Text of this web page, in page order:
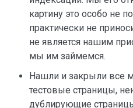
картину это особо не
практически не
не является нашим
мы им займемся.
Нашли и закрыли все
тестовые страницы,
дублирующие